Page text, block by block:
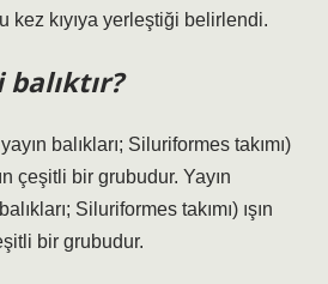
kez kıyıya yerleştiği belirlendi.
balıkları; Siluriformes takımı)
çeşitli bir grubudur. Yayın
Siluriformes takımı) ışın
bir grubudur.